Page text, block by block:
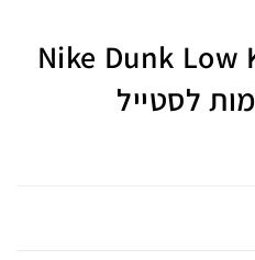
Nike Dunk Low
לסטייל